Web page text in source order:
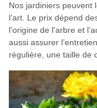
Nos jardiniers peuvent
l’art. Le prix dépend
l'origine de l'arbre et
aussi assurer
régulière, une taille de